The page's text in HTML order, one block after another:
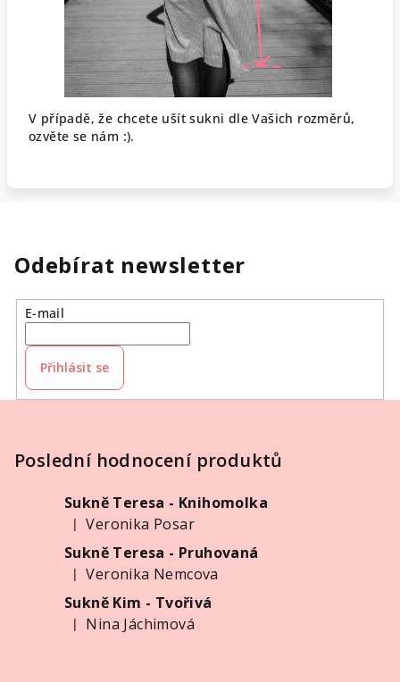
V případě, že chcete ušít sukni dle Vašich rozměrů,
ozvěte se nám :).
Odebírat newsletter
E-mail
Přihlásit se
Poslední hodnocení produktů
Sukně Teresa - Knihomolka
Hodnocení produktu je 5 z 5 hvězdiček.
|
Veronika Posar
Sukně Teresa - Pruhovaná
Hodnocení produktu je 5 z 5 hvězdiček.
|
Veronika Nemcova
Sukně Kim - Tvořivá
Hodnocení produktu je 5 z 5 hvězdiček.
| Nina Jáchimová